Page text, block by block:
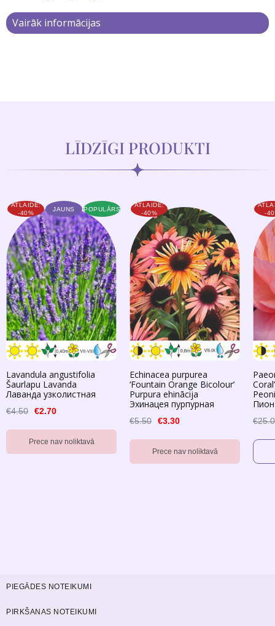
Vairāk informācijas
LĪDZĪGI PRODUKTI
ATLAIDE:
-40%
JAUNS POPULĀRS
Lavandula angustifolia
Šaurlapu Lavanda
Лаванда узколистная
€4.50 €2.70
Prece nav noliktavā
ATLAIDE:
-40%
Echinacea purpurea
‘Fountain Orange Bicolour’
Purpura ehinācija
Эхинацея пурпурная
€5.50 €3.30
Prece nav noliktavā
-
Coral’
Пион
PIRKŠANAS NOTEIKUMI
PIEGĀDES NOTEIKUMI